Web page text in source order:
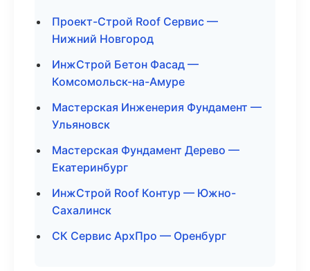
Проект-Строй Roof Сервис —
Нижний Новгород
ИнжСтрой Бетон Фасад —
Комсомольск-на-Амуре
Мастерская Инженерия Фундамент —
Ульяновск
Мастерская Фундамент Дерево —
Екатеринбург
ИнжСтрой Roof Контур — Южно-
Сахалинск
СК Сервис АрхПро — Оренбург